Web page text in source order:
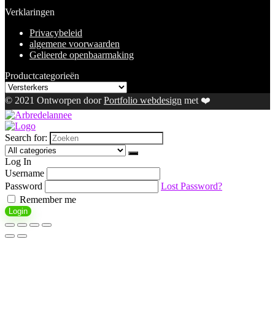
Verklaringen
Privacybeleid
algemene voorwaarden
Gelieerde openbaarmaking
Productcategorieën
© 2021 Ontworpen doorPortfolio webdesign met ❤️
Search for:
Log In
Username
Password
Lost Password?
Remember me
Login